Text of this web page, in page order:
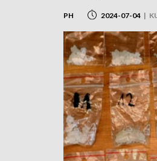
PH 2024-07-04 |